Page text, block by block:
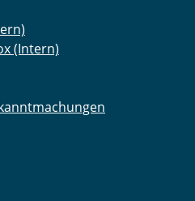
(Intern)